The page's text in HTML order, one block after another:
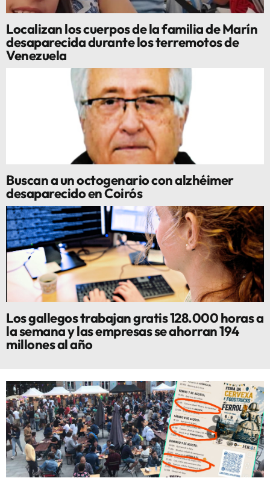
Localizan los cuerpos de la familia de Marín
desaparecida durante los terremotos de
Venezuela
Buscan a un octogenario con alzhéimer
desaparecido en Coirós
Los gallegos trabajan gratis 128.000 horas a
la semana y las empresas se ahorran 194
millones al año